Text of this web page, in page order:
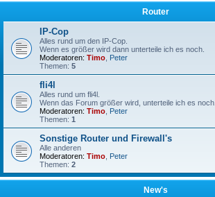
Router
IP-Cop
Alles rund um den IP-Cop.
Wenn es größer wird dann unterteile ich es noch.
Moderatoren: Timo Peter
Themen: 5
fli4l
Alles rund um fli4l.
Wenn das Forum größer wird, unterteile ich es noch.
Moderatoren: Timo Peter
Themen: 1
Sonstige Router und Firewall's
Alle anderen
Moderatoren: Timo Peter
Themen: 2
New's